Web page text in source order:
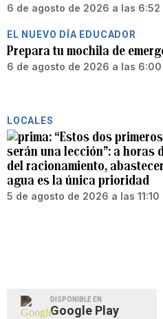
6 de agosto de 2026 a las 6:52
EL NUEVO DÍA EDUCADOR
Prepara tu mochila de
6 de agosto de 2026 a las 6:00
LOCALES
“Estos dos
serán una lección”: a horas
del racionamiento,
agua es la única prioridad
5 de agosto de 2026 a las 11:10
DISPONIBLE EN
Google Play